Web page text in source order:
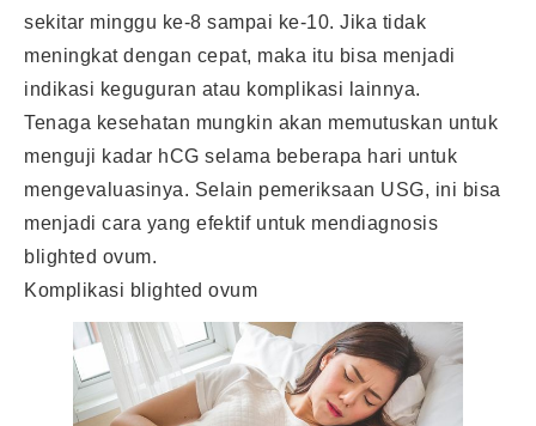
sekitar minggu ke-8 sampai ke-10. Jika tidak
meningkat dengan cepat, maka itu bisa menjadi
indikasi keguguran atau komplikasi lainnya.
Tenaga kesehatan mungkin akan memutuskan untuk
menguji kadar hCG selama beberapa hari untuk
mengevaluasinya. Selain pemeriksaan USG, ini bisa
menjadi cara yang efektif untuk mendiagnosis
blighted ovum.
Komplikasi blighted ovum